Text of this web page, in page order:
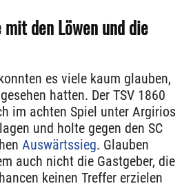
den Löwen und die
es viele kaum glauben,
hatten. Der TSV 1860
im achten Spiel unter Argirios
und holte gegen den SC
Auswärtssieg. Glauben
auch nicht die Gastgeber, die
keinen Treffer erzielen